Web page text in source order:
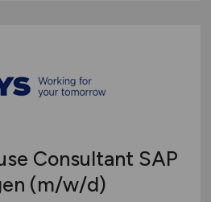
Consultant SAP
(m/w/d)